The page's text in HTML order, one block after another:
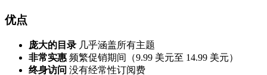
优点
庞大的目录 几乎涵盖所有主题
非常实惠 频繁促销期间（9.99 美元至 14.99 美元）
终身访问 没有经常性订阅费